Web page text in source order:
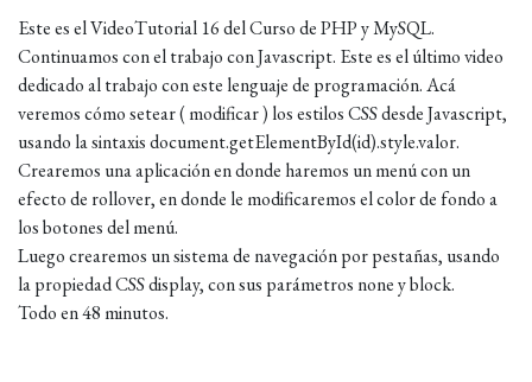
Este es el VideoTutorial 16 del Curso de PHP y MySQL.
Continuamos con el trabajo con Javascript. Este es el último video
dedicado al trabajo con este lenguaje de programación. Acá
veremos cómo setear ( modificar ) los estilos CSS desde Javascript,
usando la sintaxis document.getElementById(id).style.valor.
Crearemos una aplicación en donde haremos un menú con un
efecto de rollover, en donde le modificaremos el color de fondo a
los botones del menú.
Luego crearemos un sistema de navegación por pestañas, usando
la propiedad CSS display, con sus parámetros none y block.
Todo en 48 minutos.